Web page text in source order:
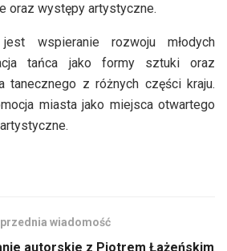
oraz występy artystyczne.
wspieranie rozwoju młodych
tańca jako formy sztuki oraz
tanecznego z różnych części kraju.
miasta jako miejsca otwartego
wiadomość
autorskie z Piotrem Łażeńskim